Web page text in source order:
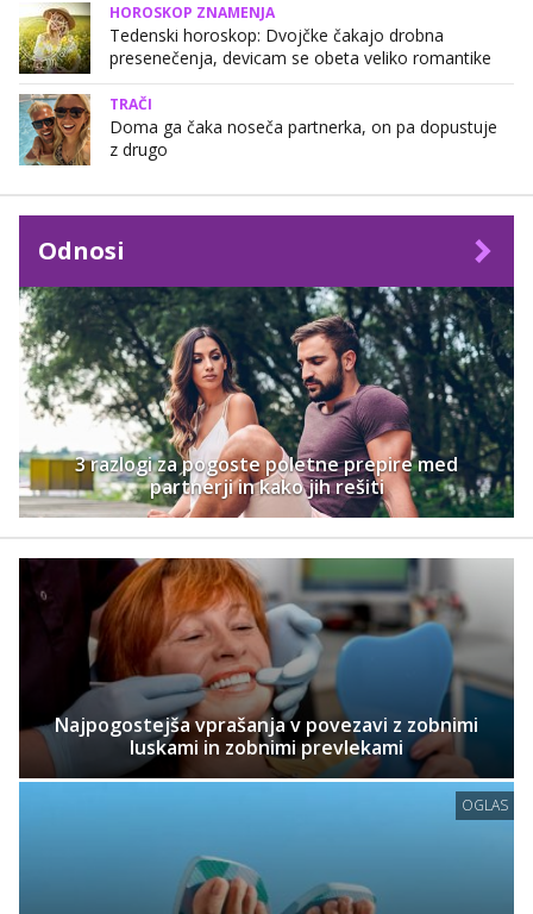
HOROSKOP ZNAMENJA
Tedenski horoskop: Dvojčke čakajo drobna
presenečenja, devicam se obeta veliko romantike
TRAČI
Doma ga čaka noseča partnerka, on pa dopustuje
z drugo
Odnosi
3 razlogi za pogoste poletne prepire med
partnerji in kako jih rešiti
Najpogostejša vprašanja v povezavi z zobnimi
luskami in zobnimi prevlekami
OGLAS